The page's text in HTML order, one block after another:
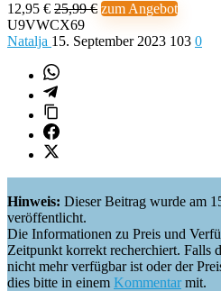
12,95 € 25,99 € zum Angebot
U9VWCX69
Natalja 15. September 2023 103 0
Hinweis: Dieser Beitrag wurde am
veröffentlicht.
Die Informationen zu Preis und
Zeitpunkt korrekt recherchiert. Falls
nicht mehr verfügbar ist oder der
dies bitte in einem Kommentarmit.